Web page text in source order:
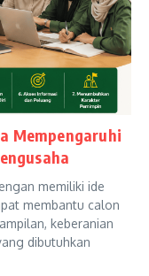
Mempengaruhi
memiliki ide
membantu calon
keberanian
dibutuhkan